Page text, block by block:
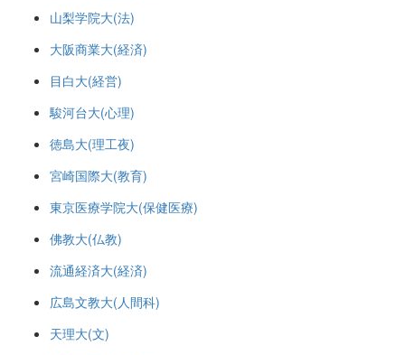
山梨学院大(法)
大阪商業大(経済)
目白大(経営)
駿河台大(心理)
徳島大(理工夜)
宮崎国際大(教育)
東京医療学院大(保健医療)
佛教大(仏教)
流通経済大(経済)
広島文教大(人間科)
天理大(文)